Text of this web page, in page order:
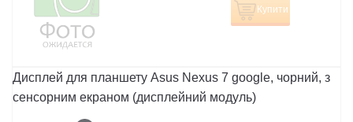
Купити
Дисплей для планшету Asus Nexus 7 google, чорний, з
сенсорним екраном (дисплейний модуль)